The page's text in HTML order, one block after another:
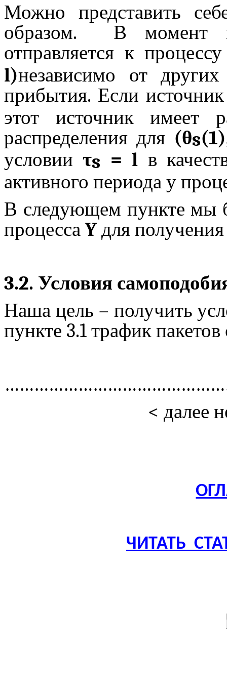
Можно представить
образом.
В момент
отправляется к
l)независимо от
прибытия. Если
этот источник имеет
распределения для (θs
условииτs = l в
активного периода у
В следующем пункте мы
процессаY для
3.2. Условия
Наша цель – получить
пункте 3.1 трафик пакетов
<далее
ЧИТАТЬ